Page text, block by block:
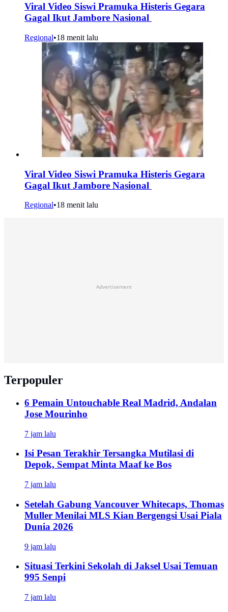
Viral Video Siswi Pramuka Histeris Gegara
Gagal Ikut Jambore Nasional
Regional•18 menit lalu
Viral Video Siswi Pramuka Histeris Gegara
Gagal Ikut Jambore Nasional
Regional•18 menit lalu
Advertisement
Terpopuler
6 Pemain Untouchable Real Madrid, Andalan
Jose Mourinho
7 jam lalu
Isi Pesan Terakhir Tersangka Mutilasi di
Depok, Sempat Minta Maaf ke Bos
7 jam lalu
Setelah Gabung Vancouver Whitecaps, Thomas
Muller Menilai MLS Kian Bergengsi Usai Piala
Dunia 2026
9 jam lalu
Situasi Terkini Sekolah di Jaksel Usai Temuan
995 Senpi
7 jam lalu